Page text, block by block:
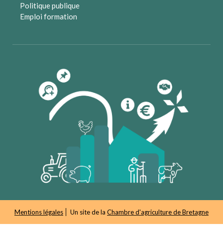
Politique publique
Emploi formation
Mentions légales Un site de la Chambre d'agriculture de Bretagne